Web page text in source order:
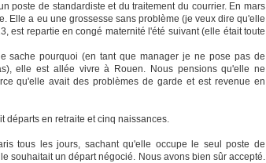
poste de standardiste et du traitement du courrier. En mars
Elle a eu une grossesse sans problème (je veux dire qu'elle
est repartie en congé maternité l'été suivant (elle était toute
sache pourquoi (en tant que manager je ne pose pas de
elle est allée vivre à Rouen. Nous pensions qu'elle ne
qu'elle avait des problèmes de garde et est revenue en
départs en retraite et cinq naissances.
tous les jours, sachant qu'elle occupe le seul poste de
souhaitait un départ négocié. Nous avons bien sûr accepté.